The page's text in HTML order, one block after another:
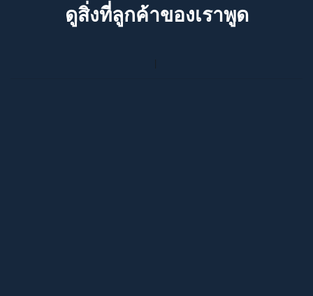
ดูสิ่งที่ลูกค้าของเราพูด